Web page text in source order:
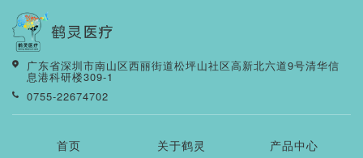
广东省深圳市南山区西丽街道松坪山社区高新北六道9号清华信
息港科研楼309-1
0755-22674702
首页 关于鹤灵
产品中心